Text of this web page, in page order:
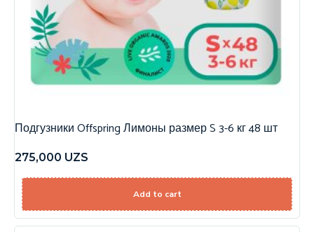
Подгузники Offspring Лимоны размер S 3-6 кг 48 шт
275,000 UZS
Add to cart